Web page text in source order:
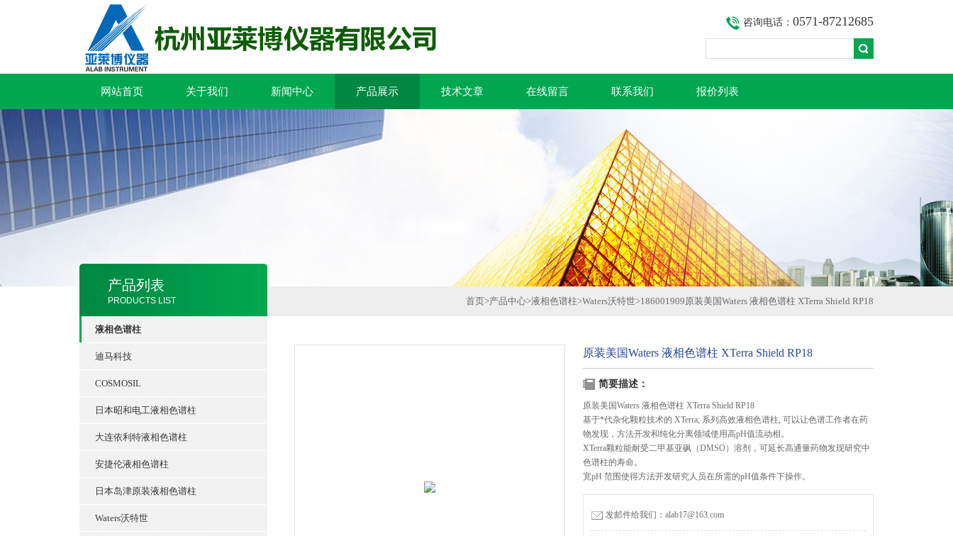
咨询电话： 0571-87212685
网站首页 关于我们 新闻中心 产品展示 技术文章 在线留言 联系我们 报价列表
产品列表
PRODUCTS LIST
液相色谱柱
迪马科技
COSMOSIL
日本昭和电工液相色谱柱
大连依利特液相色谱柱
安捷伦液相色谱柱
日本岛津原装液相色谱柱
Waters沃特世
首页>产品中心>液相色谱柱>Waters沃特世>186001909原装美国Waters 液相色谱柱 XTerra Shield RP18
原装美国Waters 液相色谱柱 XTerra Shield RP18
简要描述：
原装美国Waters 液相色谱柱 XTerra Shield RP18
基于*代杂化颗粒技术的 XTerra; 系列高效液相色谱柱, 可以让色谱工作者在药
物发现，方法开发和纯化分离领域使用高pH值流动相。
XTerra颗粒能耐受二甲基亚砜（DMSO）溶剂，可延长高通量药物发现研究中
色谱柱的寿命。
宽pH 范围使得方法开发研究人员在所需的pH值条件下操作。
发邮件给我们：alab17@163.com